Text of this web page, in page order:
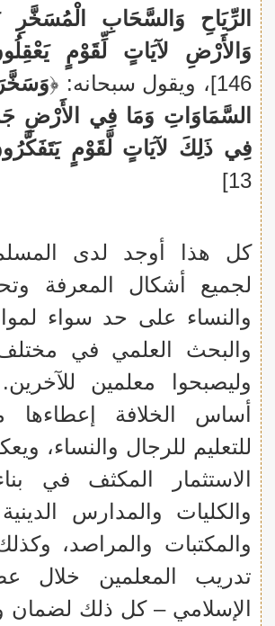
الرِّيَاحِ وَالسَّحَابِ الْمُسَخَّرِ
وَالأَرْضِ لآيَاتٍ لِّقَوْمٍ
146]، ويقول سبحانه: ﴿
السَّمَاوَاتِ وَمَا فِي الأَرْضِ
فِي ذَلِكَ لآيَاتٍ لَّقَوْمٍ
13]
كل هذا أوجد لدى
لجميع أشكال المعرفة
والنساء على حد سواء
والبحث العلمي في مختلف
وليصبحوا معلمين
أساس الخلافة إعطاءها
للتعليم للرجال والنساء،
الاستثمار المكثف في
والكليات والمدارس
والمكتبات والمراصد،
تدريب المعلمين خلال
الإسلامي – كل ذلك